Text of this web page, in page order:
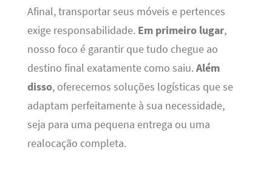
Afinal, transportar seus móveis e pertences
exige responsabilidade. Em primeiro lugar,
nosso foco é garantir que tudo chegue ao
destino final exatamente como saiu. Além
disso, oferecemos soluções logísticas que se
adaptam perfeitamente à sua necessidade,
seja para uma pequena entrega ou uma
realocação completa.